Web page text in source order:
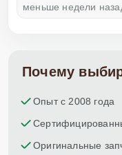
меньше недели
Почему
Опыт с 2008 года
Оригинальные